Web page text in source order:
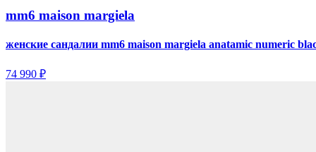
mm6 maison margiela
женские сандалии mm6 maison margiela anatamic numeric
74 990 ₽